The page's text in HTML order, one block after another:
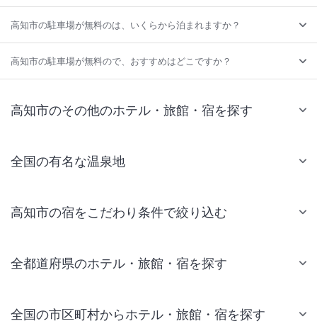
高知市の駐車場が無料のは、いくらから泊まれますか？
高知市の駐車場が無料ので、おすすめはどこですか？
高知市のその他のホテル・旅館・宿を探す
全国の有名な温泉地
高知市の宿をこだわり条件で絞り込む
全都道府県のホテル・旅館・宿を探す
全国の市区町村からホテル・旅館・宿を探す